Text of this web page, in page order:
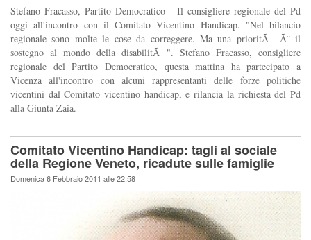
Stefano Fracasso, Partito Democratico - Il consigliere regionale del Pd
oggi all'incontro con il Comitato Vicentino Handicap. "Nel bilancio
regionale sono molte le cose da correggere. Ma una prioritÃ Ã¨ il
sostegno al mondo della disabilitÃ ". Stefano Fracasso, consigliere
regionale del Partito Democratico, questa mattina ha partecipato a
Vicenza all'incontro con alcuni rappresentanti delle forze politiche
vicentini dal Comitato vicentino handicap, e rilancia la richiesta del Pd
alla Giunta Zaia.
Comitato Vicentino Handicap: tagli al sociale
della Regione Veneto, ricadute sulle famiglie
Domenica 6 Febbraio 2011 alle 22:58